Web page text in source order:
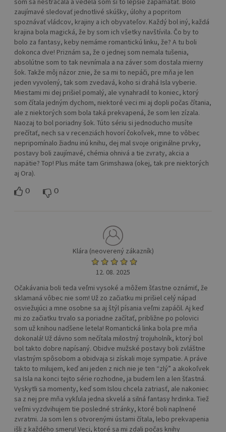
zaujímavé sledovať jednotlivé skúšky, úlohy a popritom
spoznávať vládcov, krajiny a ich obyvateľov. Každý bol iný, každá
krajina bola magická, že by som ich všetky navštívila. Čo by to
bolo za fantasy, keby nemáme romantickú linku, že? A tu boli
dokonca dve! Priznám sa, že o jednej som nemala tušenia,
absolútne som to tak nevnímala a na záver som dostala mierny
šok. Takže môj názor znie, že sa mi to nepáči, pre mňa je len
jeden vyvolený, tak som zvedavá, koho si drahá Isla vyberie.
Miestami mi dej prišiel pomalý, ale vynahradil to koniec, ktorý
som čítala jedným dychom, niektoré veci mi aj dopli počas čítania,
ale z niektorých som bola taká prekvapená, že som len zízala.
Naozaj to bol poriadny šok. Túto sériu si jednoducho musíte
prečítať, nech sa v recenziách hovorí čokoľvek, mne to vôbec
nepripomínalo žiadnu inú knihu, dej mal svoje originálne prvky,
postavy boli zaujímavé, chémia ohnivá a tie zvraty, akcia a
napätie? Top! Plus máte tam Grimshawa (okej, tak pre niektorých
aj Ora).
0 0
Klára (neoverený zákazník)
12. 08. 2025
Očakávania boli teda veľmi vysoké a môžem šťastne oznámiť, že
sklamaná vôbec nie som! Už zo začiatku mi prišiel celý nápad
osviežujúci a mne osobne sa aj štýl písania veľmi zapáčil. Aj keď
mi zo začiatku trvalo sa poriadne začítať, približne po polovici
som už knihou nadšene letela! Romantická linka bola pre mňa
dokonalá! Už dávno som nečítala milostný trojuholník, ktorý bol
bol takto dobre napísaný. Obidve mužské postavy boli zvláštne
vlastným spôsobom a obidvaja si získali moje sympatie. A práve
takto to milujem, keď ani jeden z nich nie je ten “zlý” a akokoľvek
sa Isla na konci tejto série rozhodne, ja budem len a len šťastná.
Vyskytli sa momenty, keď som Islou chcela zatriasť, ale nakoniec
sa z nej pre mňa vykľula jedna skvelá a silná fantasy hrdinka. Tiež
veľmi vyzdvihujem tie posledné stránky, ktoré boli naplnené
zvratmi. Ja som len s otvorenými ústami čítala, lebo prekvapenia
išli z každého smeru! Veci, ktoré sa mi zdali počas knihy